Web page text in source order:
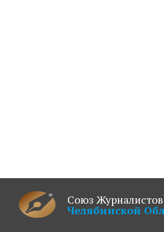
Союз Журналистов
Челябинской